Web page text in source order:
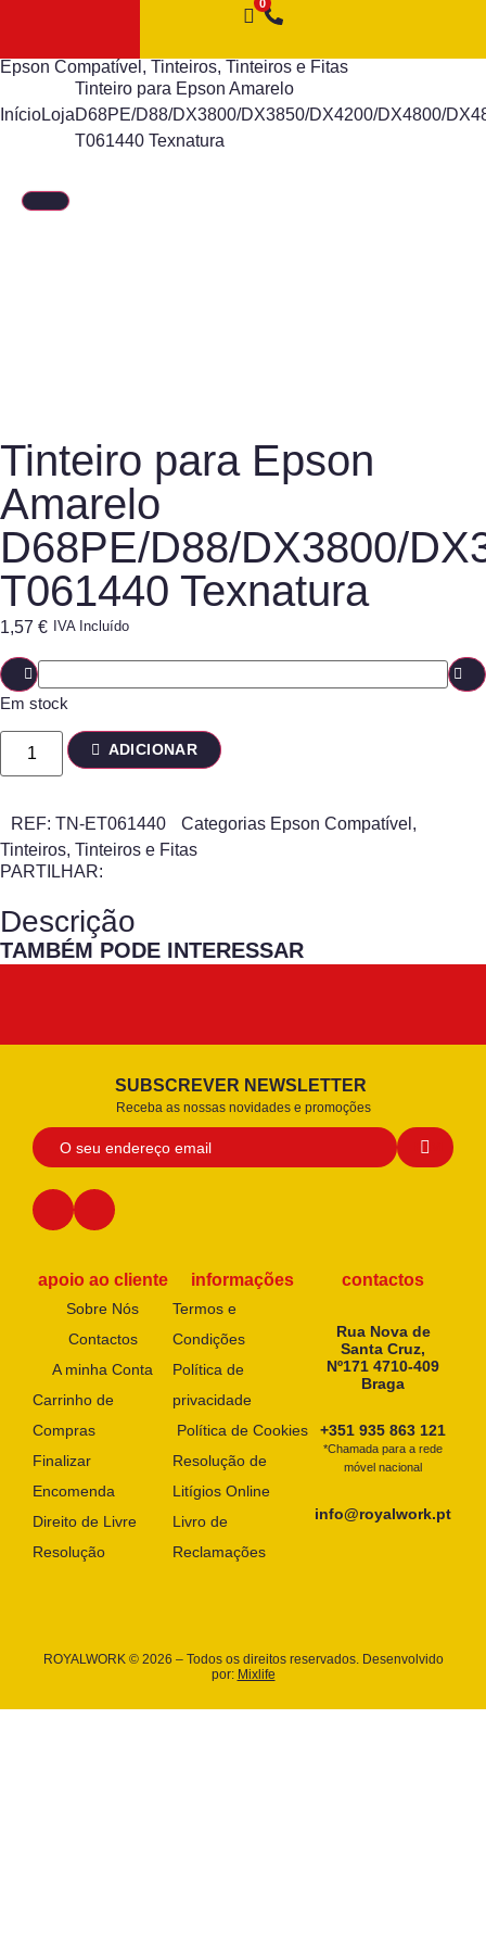
Epson Compatível , Tinteiros, Tinteiros e Fitas
InícioLoja
Tinteiro para Epson Amarelo
D68PE/D88/DX3800/DX3850/DX4200/DX4800/
T061440 Texnatura
Tinteiro para Epson
Amarelo
D68PE/D88/DX3800/
T061440 Texnatura
1,57 € IVA Incluído
Em stock
ADICIONAR
REF: TN-ET061440 Categorias Epson Compatível ,
Tinteiros, Tinteiros e Fitas
PARTILHAR:
Descrição
TAMBÉM PODE INTERESSAR
SUBSCREVER NEWSLETTER
Receba as nossas novidades e promoções
apoio ao cliente
Sobre Nós
Contactos
A minha Conta
Carrinho de
Compras
Finalizar
Encomenda
Direito de Livre
Resolução
informações
Termos e
Condições
Política de
privacidade
Política de Cookies
Resolução de
Litígios Online
Livro de
Reclamações
contactos
Rua Nova de
Santa Cruz,
Nº171 4710-409
Braga
+351 935 863 121
*Chamada para a rede
móvel nacional
info@royalwork.pt
ROYALWORK © 2026 – Todos os direitos reservados. Desenvolvido
por: Mixlife